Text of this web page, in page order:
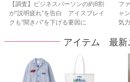
【調査】ビジネスパーソンの約8割
が“説明疲れ”を告白 アイスブレイ
クも“聞きパ”を下げる要因に
フ
ャ
気
アイテム 最新